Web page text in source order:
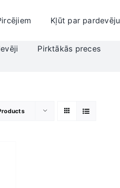
Kļūt par pardevēju
Pirktākās preces